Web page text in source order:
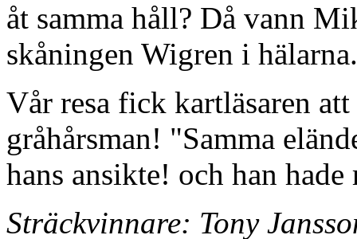
åt samma håll? Då vann
skåningen Wigren i hälarna.
Vår resa fick kartläsaren
gråhårsman! "Samma
hans ansikte! och han hade
Sträckvinnare: Tony